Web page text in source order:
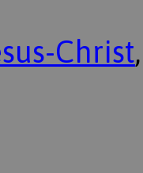
Christ